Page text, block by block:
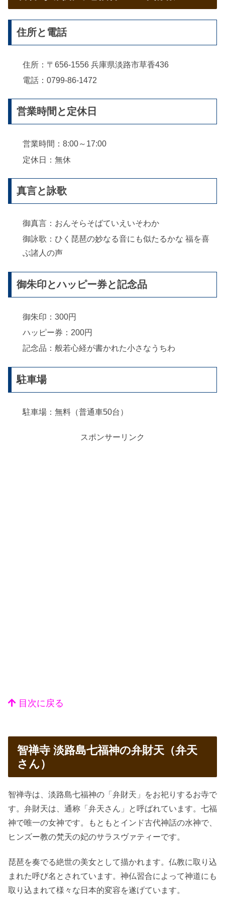
住所と電話
住所：〒656-1556 兵庫県淡路市草香436
電話：0799-86-1472
営業時間と定休日
営業時間：8:00～17:00
定休日：無休
真言と詠歌
御真言：おんそらそばていえいそわか
御詠歌：ひく琵琶の妙なる音にも似たるかな 福を喜
ぶ諸人の声
御朱印とハッピー券と記念品
御朱印：300円
ハッピー券：200円
記念品：般若心経が書かれた小さなうちわ
駐車場
駐車場：無料（普通車50台）
スポンサーリンク
目次に戻る
智禅寺 淡路島七福神の弁財天（弁天
さん）
智禅寺は、淡路島七福神の「弁財天」をお祀りするお寺で
す。弁財天は、通称「弁天さん」と呼ばれています。七福
神で唯一の女神です。もともとインド古代神話の水神で、
ヒンズー教の梵天の妃のサラスヴァティーです。
琵琶を奏でる絶世の美女として描かれます。仏教に取り込
まれた呼び名とされています。神仏習合によって神道にも
取り込まれて様々な日本的変容を遂げています。